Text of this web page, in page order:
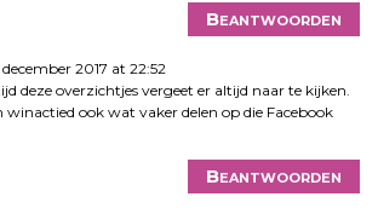
Beantwoorden
december 2017 at 22:52
deze overzichtjes vergeet er altijd naar te kijken.
winactied ook wat vaker delen op die Facebook
Beantwoorden